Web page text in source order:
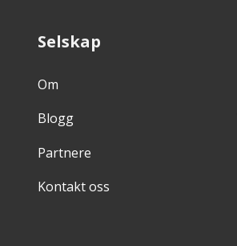
Selskap
Om
Blogg
Partnere
Kontakt oss